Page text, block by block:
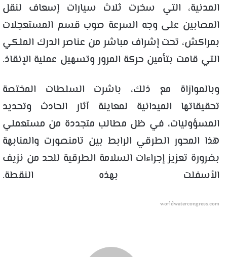
المدنية، التي سخرت ثلاث سيارات إسعاف لنقل
المصابين على وجه السرعة صوب قسم المستعجلات
بمراكش، تحت إشراف مباشر من عناصر الدرك الملكي
التي قامت بتأمين حركة المرور وتسهيل عملية الإنقاذ.
وبالموازاة مع ذلك، باشرت السلطات المختصة
تحقيقاتها الميدانية لمعاينة آثار الحادث وتحديد
المسؤوليات، في ظل مطالب متجددة من مستعملي
هذا المحور الطرقي الرابط بين تامنصورت والمنابهة
بضرورة تعزيز إجراءات السلامة الطرقية للحد من نزيف
الأسفلت بهذه النقطة.
worldwatercongress.com